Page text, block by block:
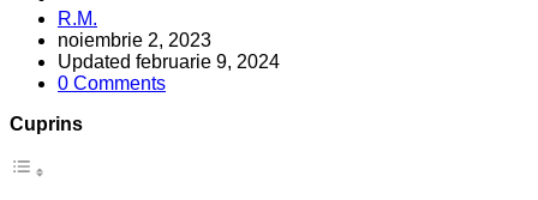
Posted
by
R.M.
noiembrie 2, 2023
Updated februarie 9, 2024
0 Comments
Cuprins